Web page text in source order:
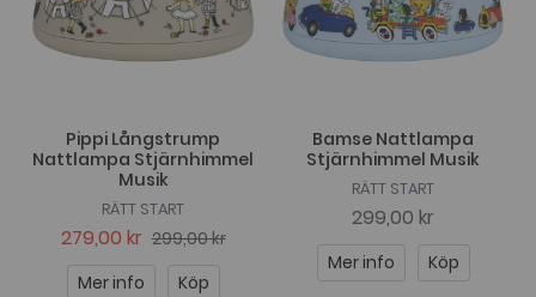
Pippi Långstrump
Nattlampa Stjärnhimmel
Musik
RÄTT START
279,00 kr 299,00 kr
Mer info
Köp
Bamse Nattlampa
Stjärnhimmel Musik
RÄTT START
299,00 kr
Mer info Köp